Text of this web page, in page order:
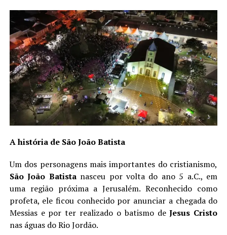
A história de São João Batista
Um dos personagens mais importantes do cristianismo,
São João Batistanasceu por volta do ano 5 a.C., em
uma região próxima a Jerusalém. Reconhecido como
profeta, ele ficou conhecido por anunciar a chegada do
Messias e por ter realizado o batismo deJesus Cristo
nas águas do Rio Jordão.